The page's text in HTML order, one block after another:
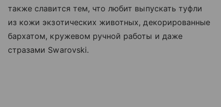
также славится тем, что любит выпускать туфли
из кожи экзотических животных, декорированные
бархатом, кружевом ручной работы и даже
стразами Swarovski.